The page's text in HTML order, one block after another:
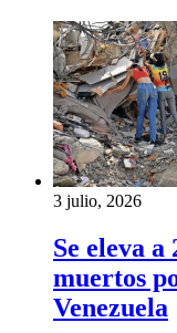
3 julio, 2026
Se eleva
muertos
Venezuela